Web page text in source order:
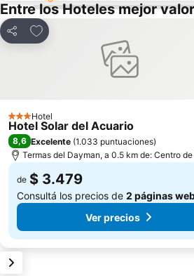
Entre los Hoteles mejor
Compartir
Añadir a favoritos
3 Estrellas
Hotel
Hotel Solar del Acuario
8,6 Excelente (1.033 puntuaciones)
Termas del Dayman, a 0.5 km de: Centro
de $ 3.479
Consultá los precios de 2 páginas
Ver precios